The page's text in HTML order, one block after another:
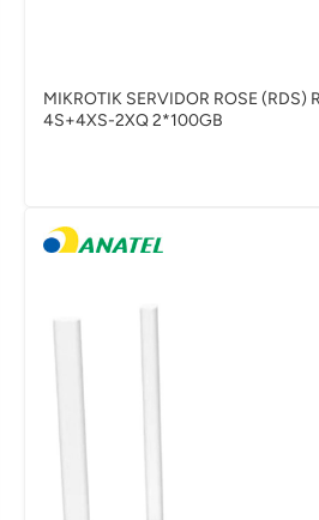
MIKROTIK SERVIDOR ROSE (RDS)
4S+4XS-2XQ 2*100GB